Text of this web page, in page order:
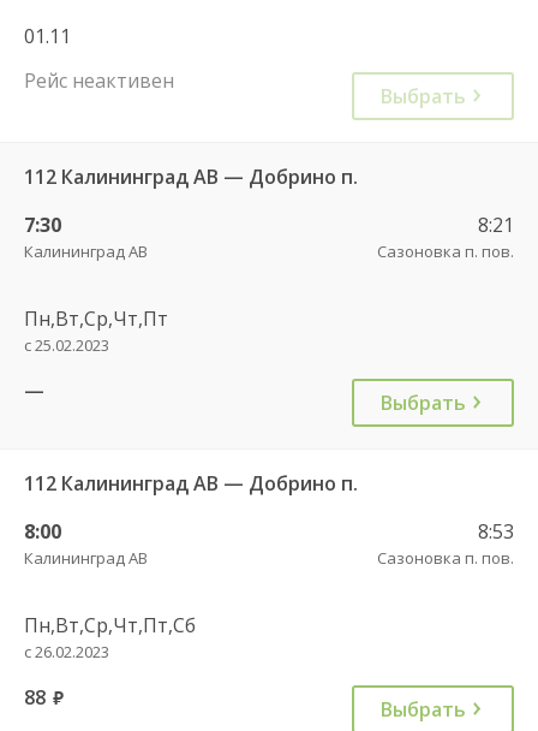
01.11
Рейс неактивен
Выбрать
112 Калининград АВ — Добрино п.
7:30
Калининград АВ
8:21
Сазоновка п. пов.
Пн,Вт,Ср,Чт,Пт
с 25.02.2023
— Выбрать
112 Калининград АВ — Добрино п.
8:00
Калининград АВ
8:53
Сазоновка п. пов.
Пн,Вт,Ср,Чт,Пт,Сб
с 26.02.2023
88 руб. Выбрать